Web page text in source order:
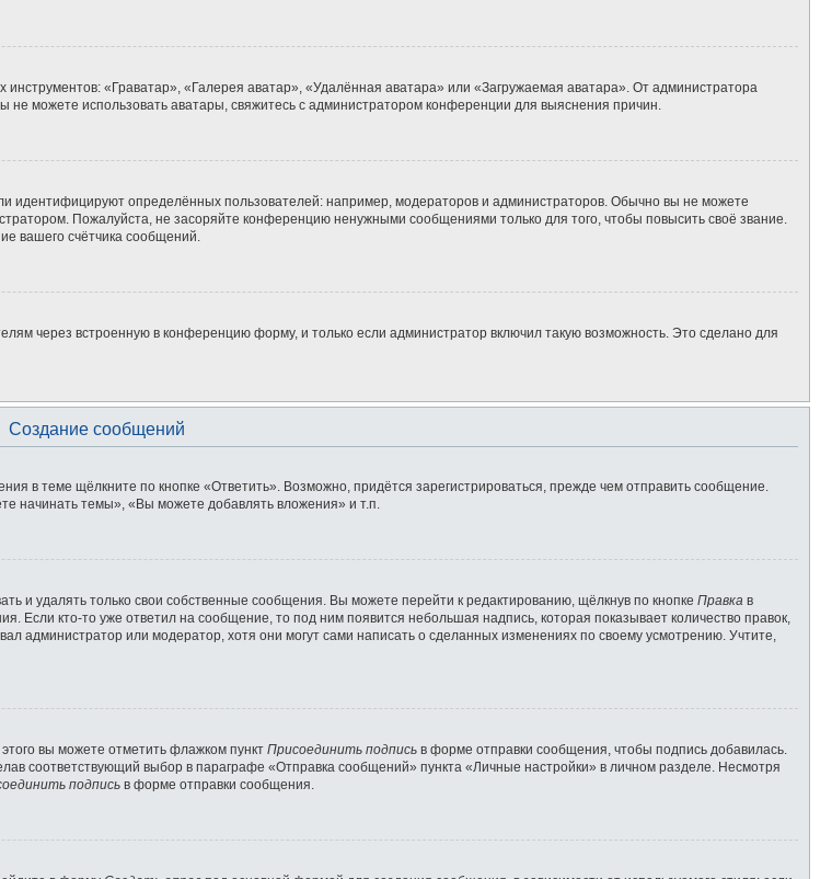
«Граватар», «Галерея аватар», «Удалённая аватара» или «Загружаемая аватара». От администратора
не можете использовать аватары, свяжитесь с администратором конференции для выяснения причин.
определённых пользователей: например, модераторов и администраторов. Обычно вы не можете
Пожалуйста, не засоряйте конференцию ненужными сообщениями только для того, чтобы повысить своё звание.
вашего счётчика сообщений.
через встроенную в конференцию форму, и только если администратор включил такую возможность. Это сделано для
Создание сообщений
в теме щёлкните по кнопке «Ответить». Возможно, придётся зарегистрироваться, прежде чем отправить сообщение.
начинать темы», «Вы можете добавлять вложения» и т.п.
и удалять только свои собственные сообщения. Вы можете перейти к редактированию, щёлкнув по кнопке Правка в
Если кто-то уже ответил на сообщение, то под ним появится небольшая надпись, которая показывает количество правок,
администратор или модератор, хотя они могут сами написать о сделанных изменениях по своему усмотрению. Учтите,
вы можете отметить флажком пункт Присоединить подпись в форме отправки сообщения, чтобы подпись добавилась.
соответствующий выбор в параграфе «Отправка сообщений» пункта «Личные настройки» в личном разделе. Несмотря
подпись в форме отправки сообщения.